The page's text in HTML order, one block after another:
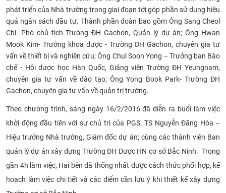
phát triển của Nhà trường trong giai đoạn tới góp phần sử dụng hiệu
quả ngân sách đầu tư. Thành phần đoàn bao gồm Ông Sang Cheol
Chi- Phó chủ tịch Trường ĐH Gachon, Quản lý dự án; Ông Hwan
Mook Kim- Trưởng khoa dược - Trường ĐH Gachon, chuyên gia tư
vấn về thiết bị và nghiên cứu; Ông Chul Soon Yong – Trưởng ban Bào
chế - Hội dược học Hàn Quốc, Giảng viên Trường ĐH Yeungnam,
chuyên gia tư vấn về đào tạo; Ông Yong Book Park- Trường ĐH
Gachon, chuyên gia tư vấn về quản trị trường.
Theo chương trình, sáng ngày 16/2/2016 đã diễn ra buổi làm việc
khởi động đầu tiên với sự chủ trì của PGS. TS Nguyễn Đăng Hòa –
Hiệu trưởng Nhà trường, Giám đốc dự án; cùng các thành viên Ban
quản lý dự án xây dựng Trường ĐH Dược HN cơ sở Bắc Ninh. Trong
gần 4h làm việc, Hai bên đã thống nhất được cách thức phối hợp, kế
hoạch làm việc chi tiết và các điểm cần lưu ý khi thiết kế xây dựng